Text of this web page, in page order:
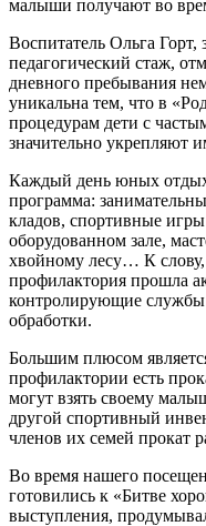
малыши получают во
Воспитатель Ольга Горт,
педагогический стаж,
дневного пребывания
уникальна тем, что в
процедурам дети с
значительно укрепляют
Каждый день юных
программа:
кладов, спортивные
оборудованном зале,
хвойному лесу… К слову,
профилактория прошла
контролирующие службы
обработки.
Большим плюсом
профилактории есть
могут взять своему
другой спортивный
членов их семей прокат
Во время нашего
готовились к «Битве
выступления,